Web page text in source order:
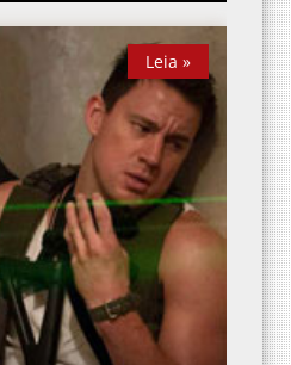
Leia »
Leia »